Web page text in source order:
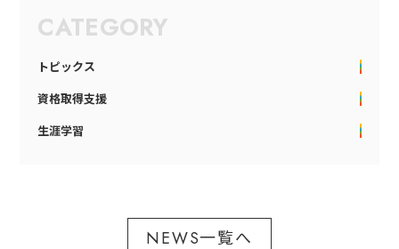
CATEGORY
トピックス
資格取得支援
生涯学習
NEWS一覧へ